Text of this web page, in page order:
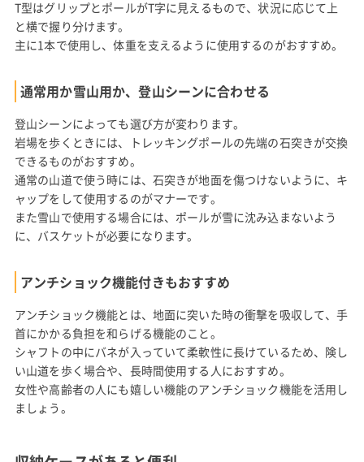
T型はグリップとポールがT字に見えるもので、状況に応じて上
と横で握り分けます。
主に1本で使用し、体重を支えるように使用するのがおすすめ。
通常用か雪山用か、登山シーンに合わせる
登山シーンによっても選び方が変わります。
岩場を歩くときには、トレッキングポールの先端の石突きが交換
できるものがおすすめ。
通常の山道で使う時には、石突きが地面を傷つけないように、キ
ャップをして使用するのがマナーです。
また雪山で使用する場合には、ポールが雪に沈み込まないよう
に、バスケットが必要になります。
アンチショック機能付きもおすすめ
アンチショック機能とは、地面に突いた時の衝撃を吸収して、手
首にかかる負担を和らげる機能のこと。
シャフトの中にバネが入っていて柔軟性に長けているため、険し
い山道を歩く場合や、長時間使用する人におすすめ。
女性や高齢者の人にも嬉しい機能のアンチショック機能を活用し
ましょう。